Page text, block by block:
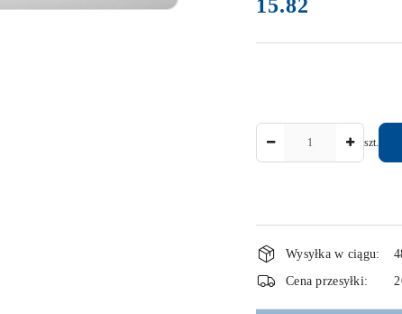
15.82
szt.
Dostępność
i
dostawa
Wysyłka w ciągu:
Cena przesyłki: